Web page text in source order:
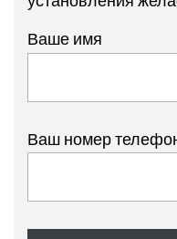
Ваше имя
Ваш номер